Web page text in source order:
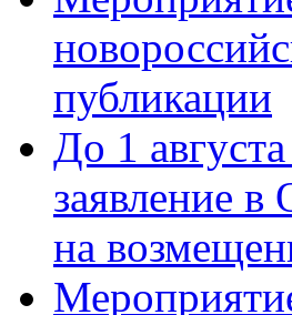
публикации
До 1
заявление
на